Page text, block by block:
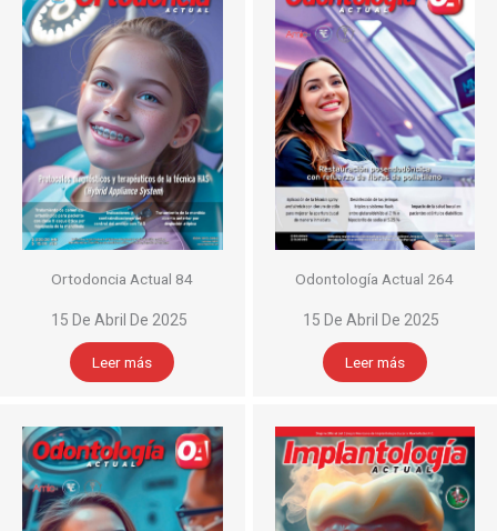
Ortodoncia Actual 84
15 De Abril De 2025
Leer más
Odontología Actual 264
15 De Abril De 2025
Leer más